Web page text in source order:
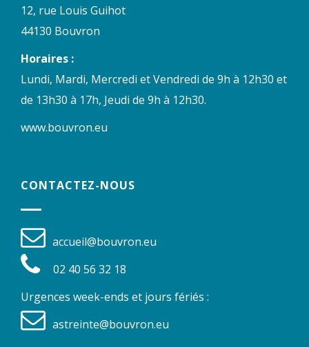
12, rue Louis Guihot
44130 Bouvron
Horaires :
Lundi, Mardi, Mercredi et Vendredi de 9h à 12h30 et
de 13h30 à 17h, Jeudi de 9h à 12h30.
www.bouvron.eu
CONTACTEZ-NOUS
accueil@bouvron.eu
02 40 56 32 18
Urgences week-ends et jours fériés :
astreinte@bouvron.eu